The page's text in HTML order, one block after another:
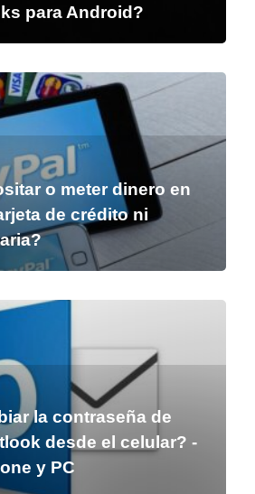
para Android?
o meter dinero en
de crédito ni
la contraseña de
desde el celular? -
y PC